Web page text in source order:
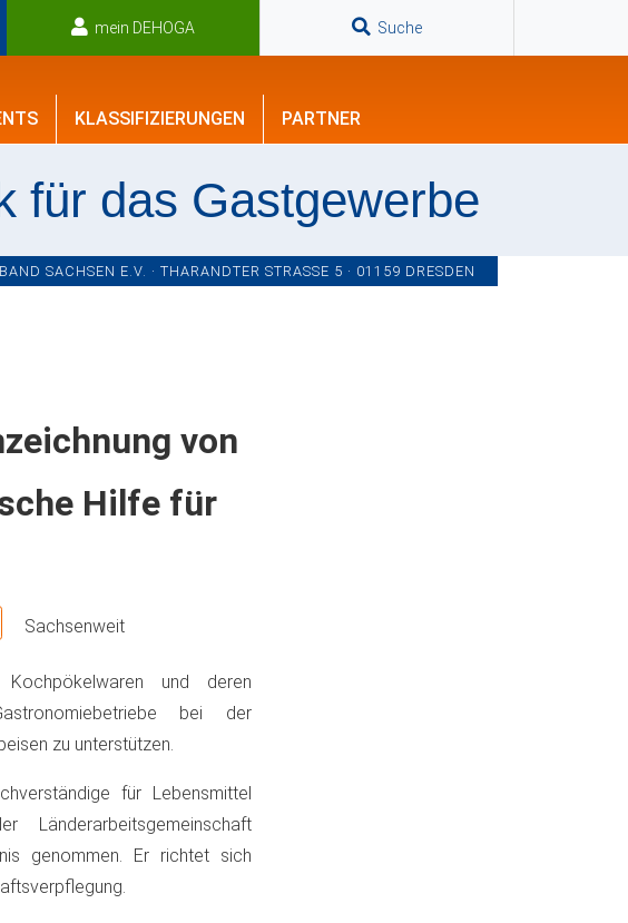
mein DEHOGA Suche
KLASSIFIZIERUNGEN PARTNER
für das Gastgewerbe
SACHSEN E.V. · THARANDTER STRASSE 5 · 01159 DRESDEN
von
Hilfe für
Sachsenweit
und deren
bei der
zu unterstützen.
für Lebensmittel
genommen. Er richtet sich